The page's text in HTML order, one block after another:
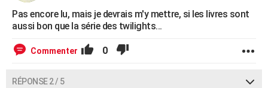
Bricolage
Lifestyle
Culture
Sport
Auto
Television
Voyage
Cinema
Pas encore lu, mais je devrais m'y mettre, si les livres sont
aussi bon que la série des twilights...
Commenter 0
RÉPONSE 2 / 5